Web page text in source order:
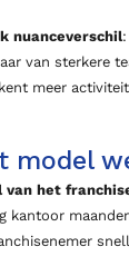
nuanceverschil
van sterkere
meer
model
van het
kantoor